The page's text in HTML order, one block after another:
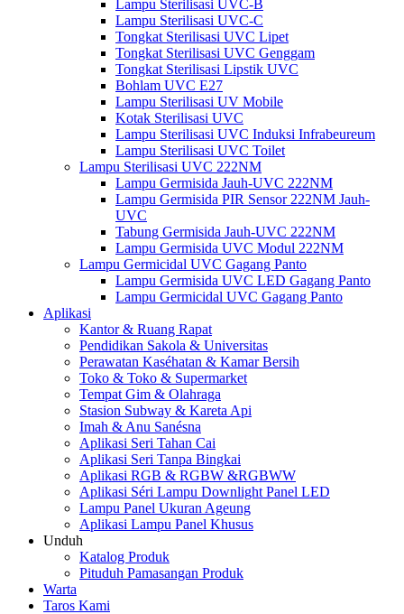
Lampu Sterilisasi UVC-B
Lampu Sterilisasi UVC-C
Tongkat Sterilisasi UVC Lipet
Tongkat Sterilisasi UVC Genggam
Tongkat Sterilisasi Lipstik UVC
Bohlam UVC E27
Lampu Sterilisasi UV Mobile
Kotak Sterilisasi UVC
Lampu Sterilisasi UVC Induksi Infrabeureum
Lampu Sterilisasi UVC Toilet
Lampu Sterilisasi UVC 222NM
Lampu Germisida Jauh-UVC 222NM
Lampu Germisida PIR Sensor 222NM Jauh-
UVC
Tabung Germisida Jauh-UVC 222NM
Lampu Germisida UVC Modul 222NM
Lampu Germicidal UVC Gagang Panto
Lampu Germisida UVC LED Gagang Panto
Lampu Germicidal UVC Gagang Panto
Aplikasi
Kantor & Ruang Rapat
Pendidikan Sakola & Universitas
Perawatan Kaséhatan & Kamar Bersih
Toko & Toko & Supermarket
Tempat Gim & Olahraga
Stasion Subway & Kareta Api
Imah & Anu Sanésna
Aplikasi Seri Tahan Cai
Aplikasi Seri Tanpa Bingkai
Aplikasi RGB & RGBW &RGBWW
Aplikasi Séri Lampu Downlight Panel LED
Lampu Panel Ukuran Ageung
Aplikasi Lampu Panel Khusus
Unduh
Katalog Produk
Pituduh Pamasangan Produk
Warta
Taros Kami